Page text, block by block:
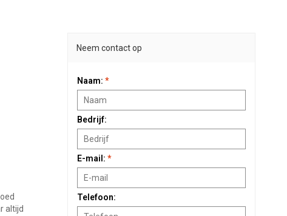
altijd
Neem contact op
Naam: *
Bedrijf:
E-mail: *
Telefoon: